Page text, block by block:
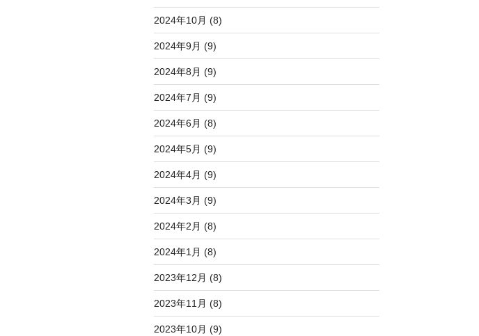
2024年10月 (8)
2024年9月 (9)
2024年8月 (9)
2024年7月 (9)
2024年6月 (8)
2024年5月 (9)
2024年4月 (9)
2024年3月 (9)
2024年2月 (8)
2024年1月 (8)
2023年12月 (8)
2023年11月 (8)
2023年10月 (9)